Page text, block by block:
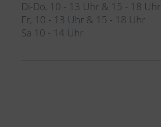
Di-Do, 10 - 13 Uhr & 15 - 18 Uhr
Fr, 10 - 13 Uhr & 15 - 18 Uhr
Sa 10 - 14 Uhr